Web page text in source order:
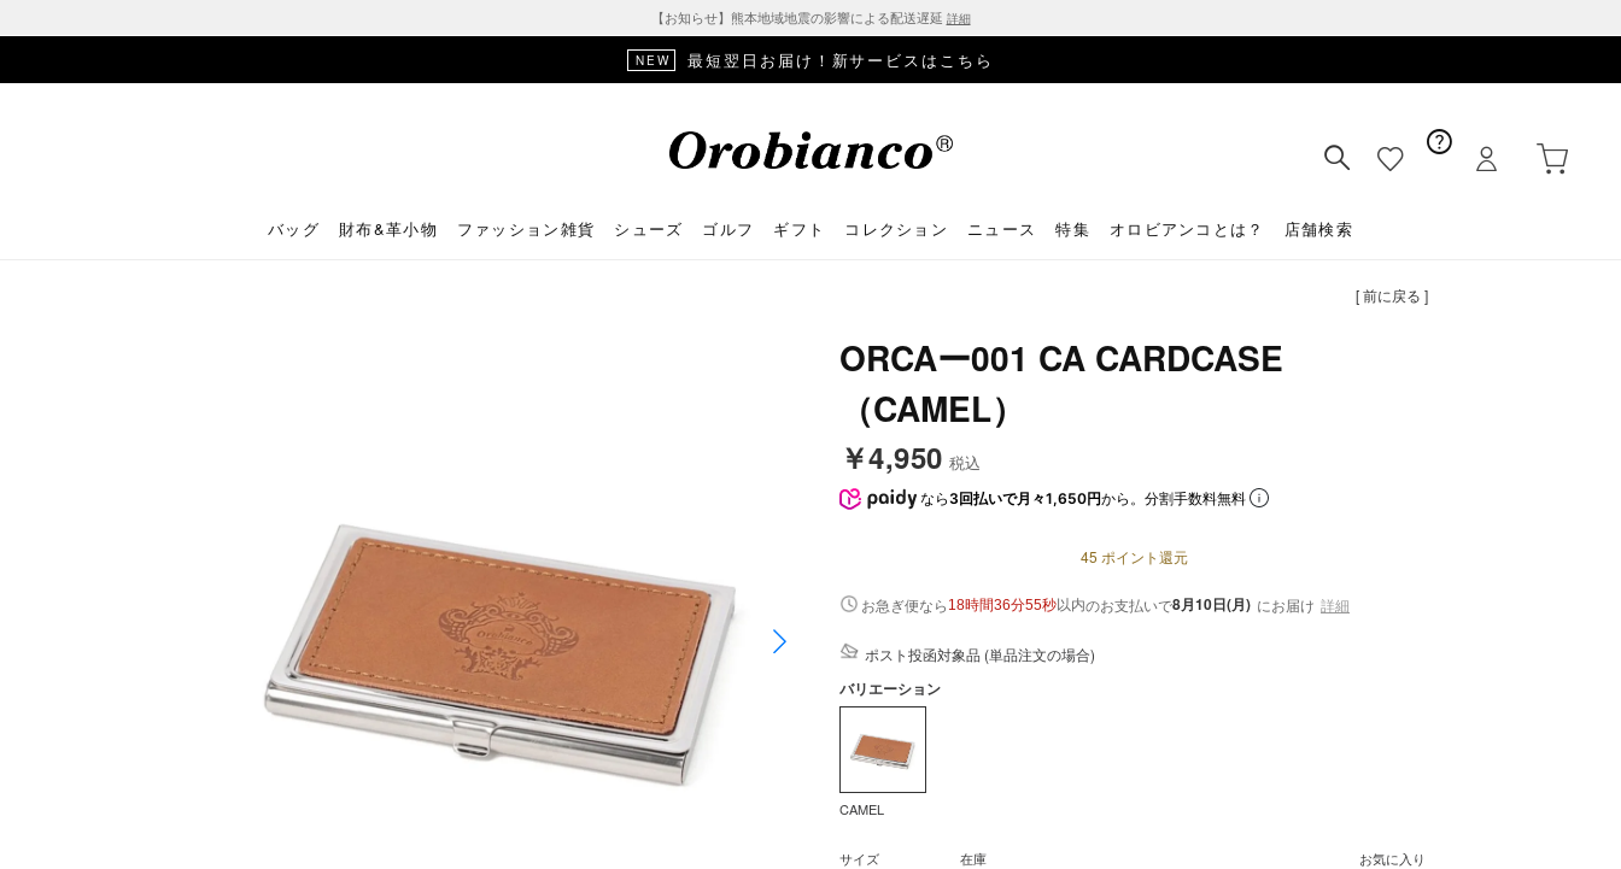
【お知らせ】熊本地域地震の影響による配送遅延 詳細
NEW 最短翌日お届け！新サービスはこちら
バッグ 財布&革小物 ファッション雑貨 シューズ ゴルフ ギフト コレクション ニュース 特集 オロビアンコとは？ 店舗検索
[ 前に戻る ]
ORCAー001 CA CARDCASE
（CAMEL）
￥4,950 税込
なら 3回払いで月々1,650円から。分割手数料無料
45 ポイント還元
お急ぎ便なら 18時間36分54秒以内のお支払いで8月10日(月) にお届け 詳細
ポスト投函対象品 (単品注文の場合)
バリエーション
CAMEL
サイズ 在庫 お気に入り